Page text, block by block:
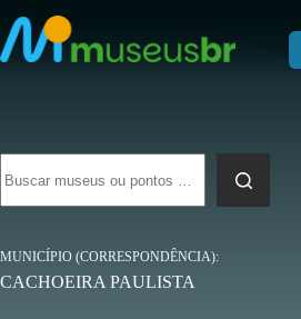
para
o
conteúdo
resultados
MUNICÍPIO (CORRESPONDÊNCIA)
CACHOEIRA PAULISTA